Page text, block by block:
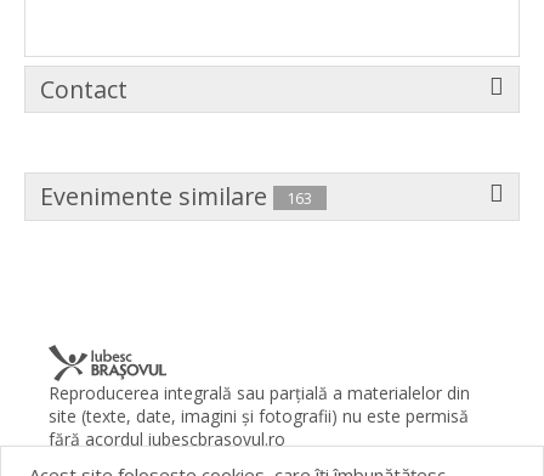
Contact
Evenimente similare 163
Reproducerea integrală sau parţială a materialelor din
site (texte, date, imagini şi fotografii) nu este permisă
fără acordul iubescbrasovul.ro